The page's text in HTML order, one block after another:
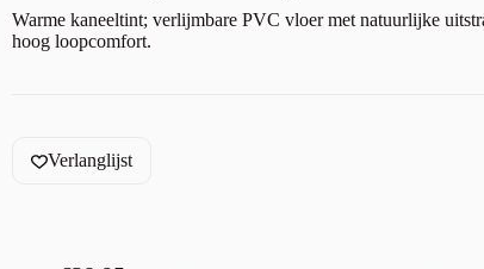
Warme kaneeltint; verlijmbare PVC vloer met natuurlijke
hoog loopcomfort.
Verlanglijst